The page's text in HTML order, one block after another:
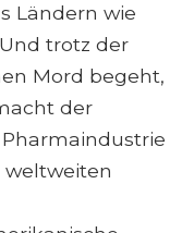
Ländern wie
trotz der
Mord begeht,
der
weltweiten